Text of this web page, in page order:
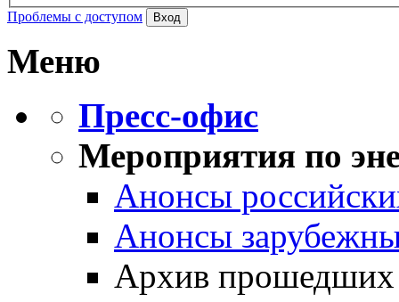
Проблемы с доступом
Меню
Пресс-офис
Мероприятия по
Анонсы
Анонсы
Архив прошедших